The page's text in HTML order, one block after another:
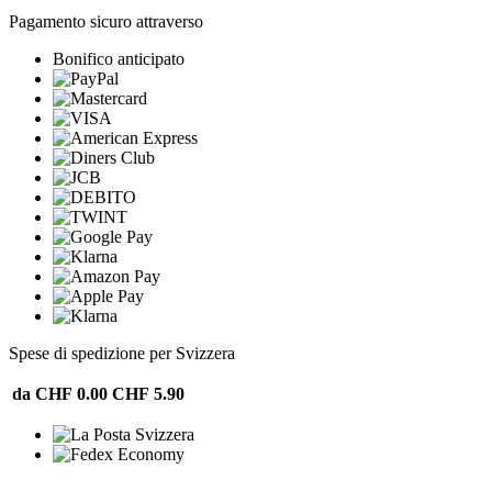
Pagamento sicuro attraverso
Bonifico anticipato
Spese di spedizione per Svizzera
da CHF 0.00 CHF 5.90